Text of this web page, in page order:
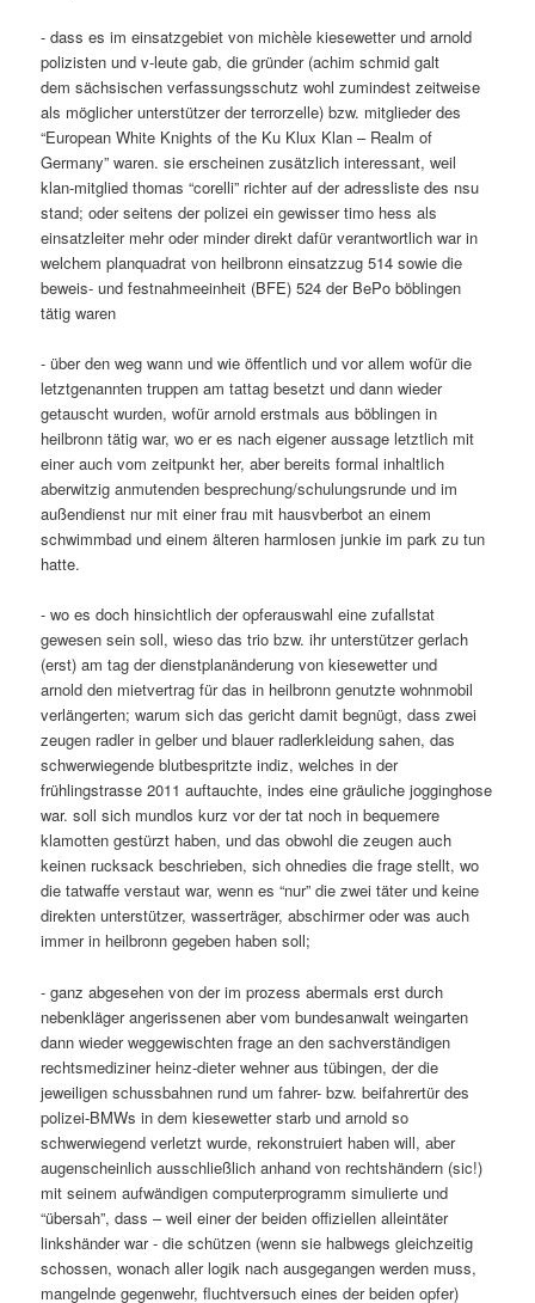
- dass es im einsatzgebiet von michèle kiesewetter und arnold
polizisten und v-leute gab, die gründer (achim schmid galt
dem sächsischen verfassungsschutz wohl zumindest zeitweise
als möglicher unterstützer der terrorzelle) bzw. mitglieder des
“European White Knights of the Ku Klux Klan – Realm of
Germany” waren. sie erscheinen zusätzlich interessant, weil
klan-mitglied thomas “corelli” richter auf der adressliste des nsu
stand; oder seitens der polizei ein gewisser timo hess als
einsatzleiter mehr oder minder direkt dafür verantwortlich war in
welchem planquadrat von heilbronn einsatzzug 514 sowie die
beweis- und festnahmeeinheit (BFE) 524 der BePo böblingen
tätig waren
- über den weg wann und wie öffentlich und vor allem wofür die
letztgenannten truppen am tattag besetzt und dann wieder
getauscht wurden, wofür arnold erstmals aus böblingen in
heilbronn tätig war, wo er es nach eigener aussage letztlich mit
einer auch vom zeitpunkt her, aber bereits formal inhaltlich
aberwitzig anmutenden besprechung/schulungsrunde und im
außendienst nur mit einer frau mit hausvberbot an einem
schwimmbad und einem älteren harmlosen junkie im park zu tun
hatte.
- wo es doch hinsichtlich der opferauswahl eine zufallstat
gewesen sein soll, wieso das trio bzw. ihr unterstützer gerlach
(erst) am tag der dienstplanänderung von kiesewetter und
arnold den mietvertrag für das in heilbronn genutzte wohnmobil
verlängerten; warum sich das gericht damit begnügt, dass zwei
zeugen radler in gelber und blauer radlerkleidung sahen, das
schwerwiegende blutbespritzte indiz, welches in der
frühlingstrasse 2011 auftauchte, indes eine gräuliche jogginghose
war. soll sich mundlos kurz vor der tat noch in bequemere
klamotten gestürzt haben, und das obwohl die zeugen auch
keinen rucksack beschrieben, sich ohnedies die frage stellt, wo
die tatwaffe verstaut war, wenn es “nur” die zwei täter und keine
direkten unterstützer, wasserträger, abschirmer oder was auch
immer in heilbronn gegeben haben soll;
- ganz abgesehen von der im prozess abermals erst durch
nebenkläger angerissenen aber vom bundesanwalt weingarten
dann wieder weggewischten frage an den sachverständigen
rechtsmediziner heinz-dieter wehner aus tübingen, der die
jeweiligen schussbahnen rund um fahrer- bzw. beifahrertür des
polizei-BMWs in dem kiesewetter starb und arnold so
schwerwiegend verletzt wurde, rekonstruiert haben will, aber
augenscheinlich ausschließlich anhand von rechtshändern (sic!)
mit seinem aufwändigen computerprogramm simulierte und
“übersah”, dass – weil einer der beiden offiziellen alleintäter
linkshänder war - die schützen (wenn sie halbwegs gleichzeitig
schossen, wonach aller logik nach ausgegangen werden muss,
mangelnde gegenwehr, fluchtversuch eines der beiden opfer)